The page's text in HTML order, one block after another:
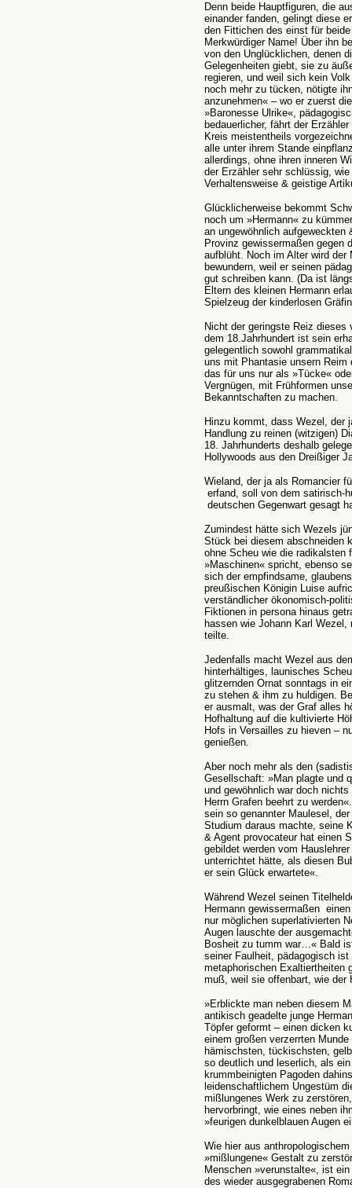
Denn beide Hauptfiguren, die
einander fanden, gelingt diese
den Fittichen des einst für
Merkwürdiger Name! Über ihn
von den Unglücklichen, denen
Gelegenheiten giebt, sie zu
regieren, und weil sich kein
noch mehr zu tücken, nötigte
anzunehmen« – wo er zuerst
»Baronesse Ulrike«,
bedauerlicher, fährt der
Kreis meistentheils
alle unter ihrem Stande
allerdings, ohne ihren inneren
der Erzähler sehr schlüssig,
Verhaltensweise & geistige
Glücklicherweise bekommt
noch um »Hermann« zu
an ungewöhnlich
Provinz gewissermaßen gegen
aufblüht. Noch im Alter wird der
bewundern, weil er seinen
gut schreiben kann. (Da ist
Eltern des kleinen Hermann
Spielzeug der kinderlosen
Nicht der geringste Reiz
dem 18.Jahrhundert ist sein
gelegentlich sowohl
uns mit Phantasie unsern
das für uns nur als »Tücke«
Vergnügen, mit Frühformen
Bekanntschaften zu machen.
Hinzu kommt, dass Wezel, der
Handlung zu reinen (witzigen)
18. Jahrhunderts deshalb
Hollywoods aus den Dreißiger
Wieland, der ja als Romancier
erfand, soll von dem satirisch-
deutschen Gegenwart gesagt
Zumindest hätte sich Wezels
Stück bei diesem abschneiden
ohne Scheu wie die radikalsten
»Maschinen« spricht, ebenso
sich der empfindsame,
preußischen Königin Luise
verständlicher ökonomisch-
Fiktionen in persona hinaus
hassen wie Johann Karl
teilte.
Jedenfalls macht Wezel aus
hinterhältiges, launisches
glitzernden Ornat sonntags in
zu stehen & ihm zu huldigen.
er ausmalt, was der Graf alles
Hofhaltung auf die kultivierte
Hofs in Versailles zu hieven –
genießen.
Aber noch mehr als den
Gesellschaft: »Man plagte und
und gewöhnlich war doch
Herrn Grafen beehrt zu
sein so genannter Maulesel,
Studium daraus machte, seine
& Agent provocateur hat einen
gebildet werden vom
unterrichtet hätte, als diesen
er sein Glück erwartete«.
Während Wezel seinen
Hermann gewissermaßen
nur möglichen superlativierten
Augen lauschte der
Bosheit zu tumm war…« Bald
seiner Faulheit, pädagogisch
metaphorischen Exaltiertheiten
muß, weil sie offenbart, wie der
»Erblickte man neben diesem
antikisch geadelte junge
Töpfer geformt – einen dicken
einem großen verzerrten
hämischsten, tückischsten,
so deutlich und leserlich, als
krummbeinigten Pagoden
leidenschaftlichem Ungestüm
mißlungenes Werk zu
hervorbringt, wie eines neben
»feurigen dunkelblauen Augen
Wie hier aus
»mißlungene« Gestalt zu
Menschen »verunstalte«, ist
des wieder ausgegrabenen